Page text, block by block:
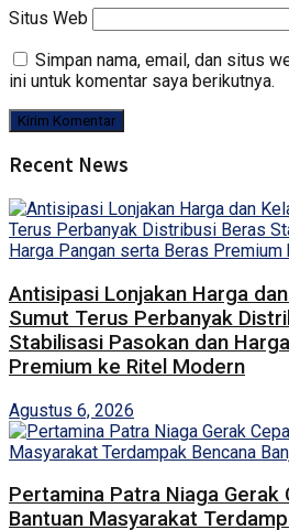
Situs Web
Simpan nama, email, dan situs
ini untuk komentar saya berikutnya.
Recent News
Antisipasi Lonjakan Harga
Sumut Terus Perbanyak
Stabilisasi Pasokan dan
Premium ke Ritel Modern
Agustus 6, 2026
Pertamina Patra Niaga Gerak
Bantuan Masyarakat